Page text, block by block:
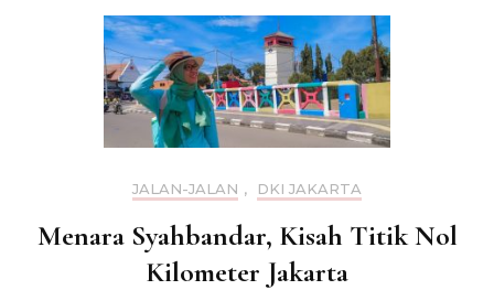
JALAN-JALAN , DKI JAKARTA
Menara Syahbandar, Kisah Titik Nol
Kilometer Jakarta